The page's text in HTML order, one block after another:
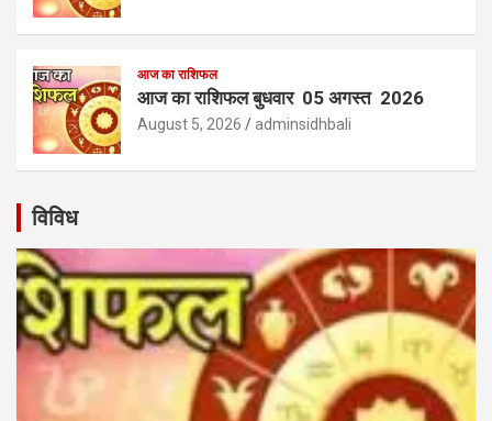
आज का राशिफल
आज का राशिफल बुधवार 05 अगस्त 2026
August 5, 2026 adminsidhbali
विविध